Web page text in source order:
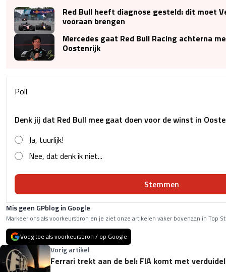
Red Bull heeft diagnose gesteld: dit moet
vooraan brengen
Mercedes gaat Red Bull Racing achterna
Oostenrijk
Poll
Denk jij dat Red Bull mee gaat doen voor de winst in
Ja, tuurlijk!
Nee, dat denk ik niet...
Stemmen
Mis geen GPblog in Google
Markeer ons als voorkeursbron en je ziet onze artikelen vaker bovenaan in Top
Voeg toe als voorkeursbron / op Google
Vorig artikel
Ferrari trekt aan de bel: FIA komt met